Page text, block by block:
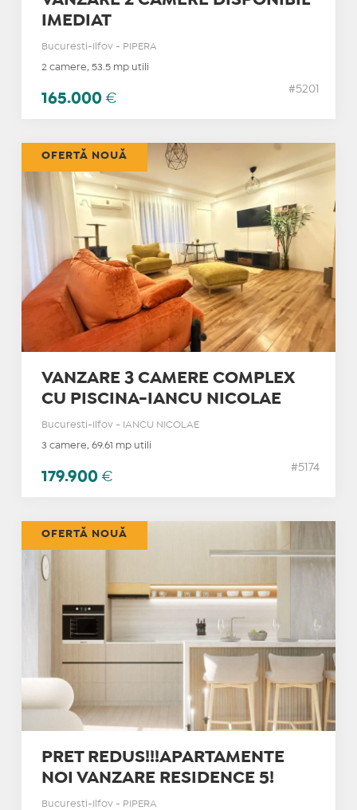
IMEDIAT
Bucuresti-Ilfov - PIPERA
2 camere, 53.5 mp utili
165.000 €
#5201
VANZARE 3 CAMERE COMPLEX
CU PISCINA-IANCU NICOLAE
Bucuresti-Ilfov - IANCU NICOLAE
3 camere, 69.61 mp utili
179.900 €
#5174
OFERTĂ NOUĂ
PRET REDUS!!!APARTAMENTE
NOI VANZARE RESIDENCE 5!
Bucuresti-Ilfov - PIPERA
OFERTĂ NOUĂ